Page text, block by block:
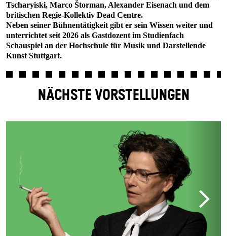
Tscharyiski, Marco Štorman, Alexander Eisenach und dem
britischen Regie-Kollektiv Dead Centre.
Neben seiner Bühnentätigkeit gibt er sein Wissen weiter und
unterrichtet seit 2026 als Gastdozent im Studienfach
Schauspiel an der Hochschule für Musik und Darstellende
Kunst Stuttgart.
NÄCHSTE VORSTELLUNGEN